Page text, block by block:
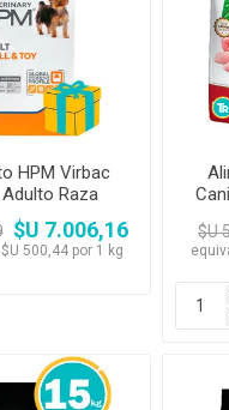
Bites
Estética e
Artículos
HPM Virbac
Raza
y Mini 14kg
$U 7.006,16
500,44 por 1 kg
$U